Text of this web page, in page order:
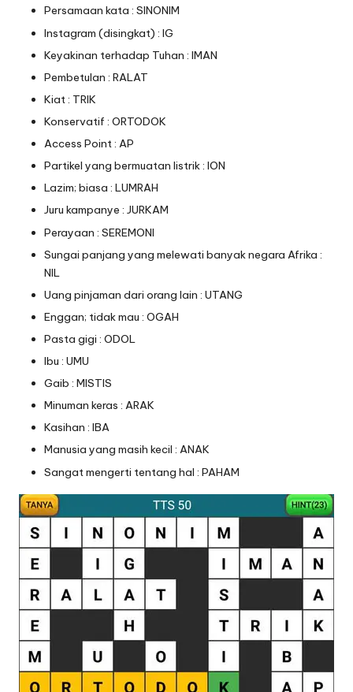
Persamaan kata : SINONIM
Instagram (disingkat) : IG
Keyakinan terhadap Tuhan : IMAN
Pembetulan : RALAT
Kiat : TRIK
Konservatif : ORTODOK
Access Point : AP
Partikel yang bermuatan listrik : ION
Lazim; biasa : LUMRAH
Juru kampanye : JURKAM
Perayaan : SEREMONI
Sungai panjang yang melewati banyak negara Afrika :
NIL
Uang pinjaman dari orang lain : UTANG
Enggan; tidak mau : OGAH
Pasta gigi : ODOL
Ibu : UMU
Gaib : MISTIS
Minuman keras : ARAK
Kasihan : IBA
Manusia yang masih kecil : ANAK
Sangat mengerti tentang hal : PAHAM